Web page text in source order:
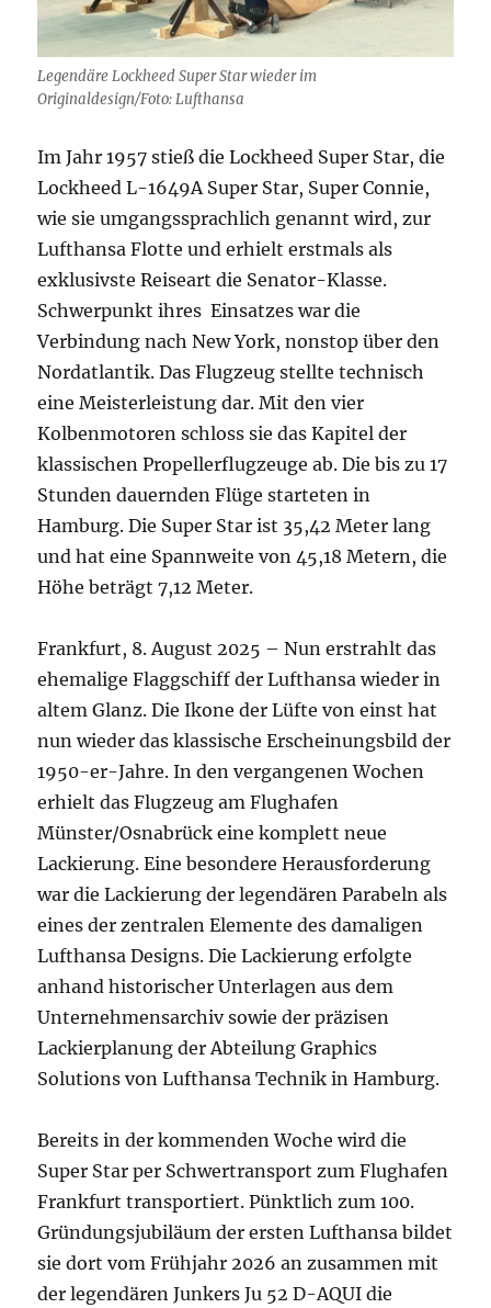
Legendäre Lockheed Super Star wieder im
Originaldesign/Foto: Lufthansa
Im Jahr 1957 stieß die Lockheed Super Star, die
Lockheed L-1649A Super Star, Super Connie,
wie sie umgangssprachlich genannt wird, zur
Lufthansa Flotte und erhielt erstmals als
exklusivste Reiseart die Senator-Klasse.
Schwerpunkt ihres Einsatzes war die
Verbindung nach New York, nonstop über den
Nordatlantik. Das Flugzeug stellte technisch
eine Meisterleistung dar. Mit den vier
Kolbenmotoren schloss sie das Kapitel der
klassischen Propellerflugzeuge ab. Die bis zu 17
Stunden dauernden Flüge starteten in
Hamburg. Die Super Star ist 35,42 Meter lang
und hat eine Spannweite von 45,18 Metern, die
Höhe beträgt 7,12 Meter.
Frankfurt, 8. August 2025 – Nun erstrahlt das
ehemalige Flaggschiff der Lufthansa wieder in
altem Glanz. Die Ikone der Lüftevon einst hat
nun wieder das klassische Erscheinungsbild der
1950-er-Jahre. In den vergangenen Wochen
erhielt das Flugzeug am Flughafen
Münster/Osnabrück eine komplett neue
Lackierung. Eine besondere Herausforderung
war die Lackierung der legendären Parabeln als
eines der zentralen Elemente des damaligen
Lufthansa Designs. Die Lackierung erfolgte
anhand historischer Unterlagen aus dem
Unternehmensarchiv sowie der präzisen
Lackierplanung der Abteilung Graphics
Solutions von Lufthansa Technik in Hamburg.
Bereits in der kommenden Woche wird die
Super Star per Schwertransport zum Flughafen
Frankfurt transportiert. Pünktlich zum 100.
Gründungsjubiläum der ersten Lufthansa bildet
sie dort vom Frühjahr 2026 an zusammen mit
der legendären Junkers Ju 52 D-AQUI die